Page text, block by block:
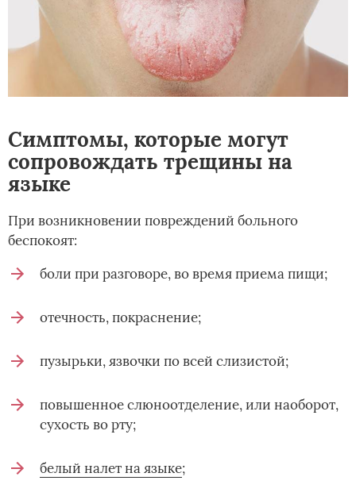
Симптомы, которые могут
сопровождать трещины на
языке
При возникновении повреждений больного
беспокоят:
боли при разговоре, во время приема пищи;
отечность, покраснение;
пузырьки, язвочки по всей слизистой;
повышенное слюноотделение, или наоборот,
сухость во рту;
белый налет на языке;